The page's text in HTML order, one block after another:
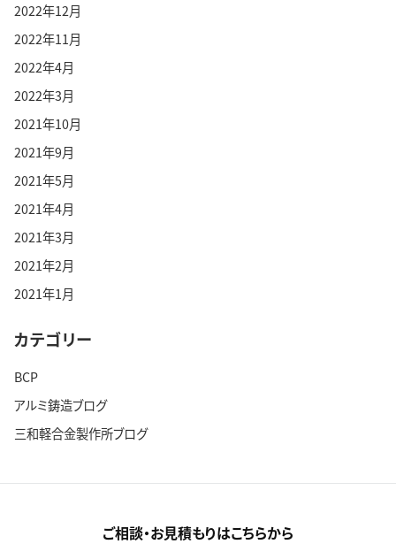
2022年12月
2022年11月
2022年4月
2022年3月
2021年10月
2021年9月
2021年5月
2021年4月
2021年3月
2021年2月
2021年1月
カテゴリー
BCP
アルミ鋳造ブログ
三和軽合金製作所ブログ
ご相談・お見積もりはこちらから